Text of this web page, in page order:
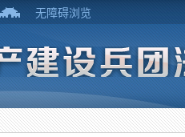
无障碍浏览